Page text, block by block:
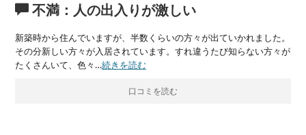
不満：人の出入りが激しい
新築時から住んでいますが、半数くらいの方々が出ていかれました。
その分新しい方々が入居されています。すれ違うたび知らない方々が
たくさんいて、色々…続きを読む
口コミを読む